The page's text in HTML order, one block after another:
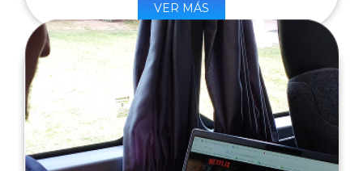
VER MÁS